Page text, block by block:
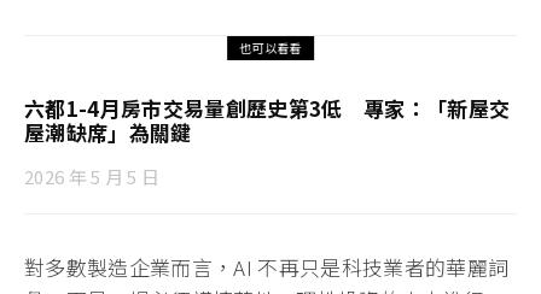
也可以看看
六都1-4月房市交易量創歷史第3低 專家：「新屋交
屋潮缺席」為關鍵
2026 年 5 月 5 日
對多數製造企業而言，AI 不再只是科技業者的華麗詞